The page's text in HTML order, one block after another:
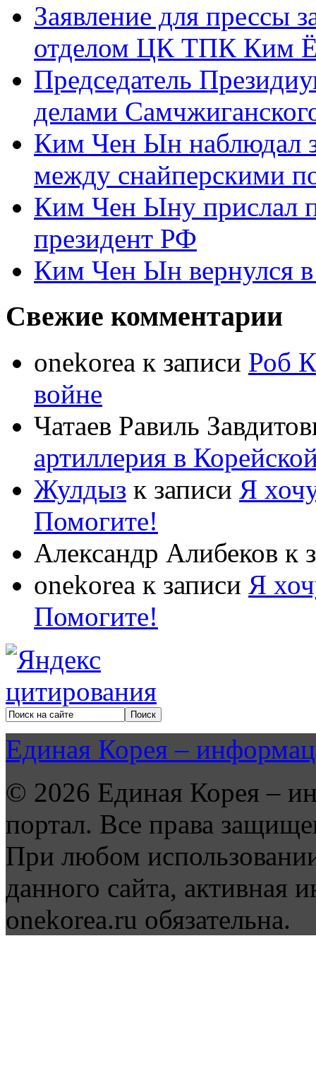
Заявление для прессы
отделом ЦК ТПК Ким
Председатель
делами
Ким Чен Ын наблюдал
между снайперскими
Ким Чен Ыну прислал
президент РФ
Ким Чен Ын вернулся
Свежие комментарии
onekorea к записи Роб
войне
Чатаев Равиль
артиллерия в
Жулдыз к записи Я
Помогите!
Александр Алибеков к
onekorea к записи Я
Помогите!
Единая Корея –
© 2026 Единая Корея –
портал. Все права
При любом
данного сайта, активная
onekorea.ru обязательна.